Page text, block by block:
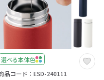
選べる本体色
品コード：ESD-240111